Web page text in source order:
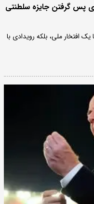
پس گرفتن جایزه سلطنتی
افتخار ملی، بلکه رویدادی با